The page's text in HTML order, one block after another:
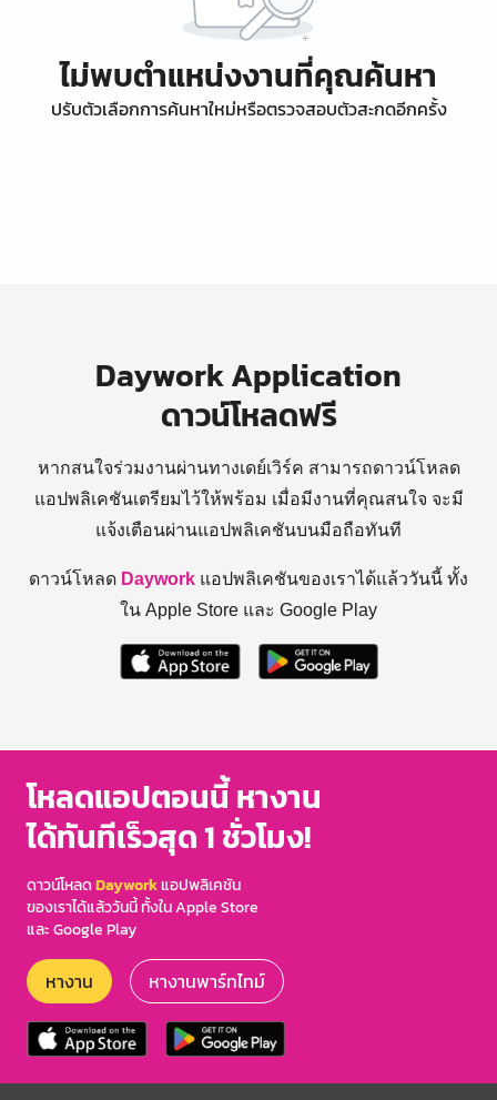
ไม่พบตำแหน่งงานที่คุณค้นหา
ปรับตัวเลือกการค้นหาใหม่หรือตรวจสอบตัวสะกดอีกครั้ง
Daywork Application
ดาวน์โหลดฟรี
หากสนใจร่วมงานผ่านทางเดย์เวิร์ค สามารถดาวน์โหลด
แอปพลิเคชันเตรียมไว้ให้พร้อม เมื่อมีงานที่คุณสนใจ จะมี
แจ้งเตือนผ่านแอปพลิเคชันบนมือถือทันที
ดาวน์โหลด Daywork แอปพลิเคชันของเราได้แล้ววันนี้ ทั้ง
ใน Apple Store และ Google Play
โหลดแอปตอนนี้ หางาน
ได้ทันทีเร็วสุด 1 ชั่วโมง!
ดาวน์โหลดDayworkแอปพลิเคชัน
ของเราได้แล้ววันนี้ ทั้งใน Apple Store
และ Google Play
หางาน หางานพาร์ทไทม์